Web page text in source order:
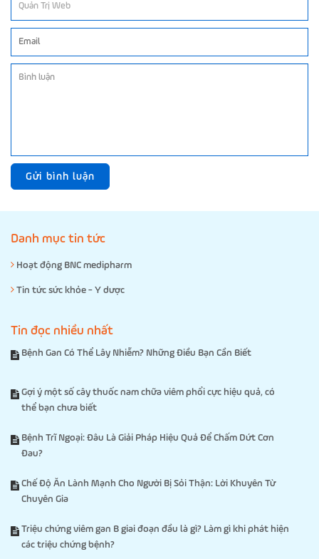
Gửi bình luận
Danh mục tin tức
Hoạt động BNC medipharm
Tin tức sức khỏe - Y dược
Tin đọc nhiều nhất
Bệnh Gan Có Thể Lây Nhiễm? Những Điều Bạn Cần Biết
Gợi ý một số cây thuốc nam chữa viêm phổi cực hiệu quả, có
thể bạn chưa biết
Bệnh Trĩ Ngoại: Đâu Là Giải Pháp Hiệu Quả Để Chấm Dứt Cơn
Đau?
Chế Độ Ăn Lành Mạnh Cho Người Bị Sỏi Thận: Lời Khuyên Từ
Chuyên Gia
Triệu chứng viêm gan B giai đoạn đầu là gì? Làm gì khi phát hiện
các triệu chứng bệnh?